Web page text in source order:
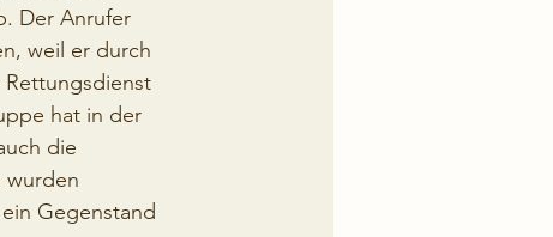
Der Anrufer
weil er durch
hat in der
die
wurden
Gegenstand